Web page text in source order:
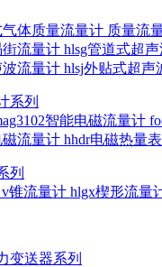
体质量流量计 质量流
流量计 hlsg管道式超
波流量计 hlsj外贴式超声
系列
智能电磁流量计
流量计 hhdr电磁热量表
列
v锥流量计 hlgx楔形流量
变送器系列